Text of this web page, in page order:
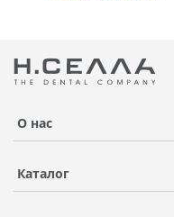
О нас
Каталог